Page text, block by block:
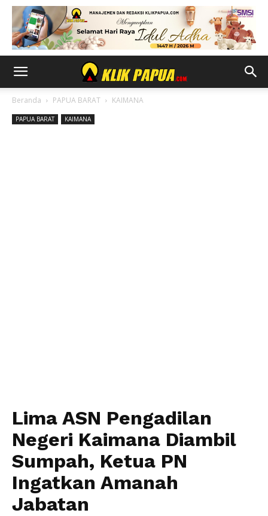
Beranda PAPUA BARAT KAIMANA
PAPUA BARAT KAIMANA
Lima ASN Pengadilan
Negeri Kaimana Diambil
Sumpah, Ketua PN
Ingatkan Amanah
Jabatan